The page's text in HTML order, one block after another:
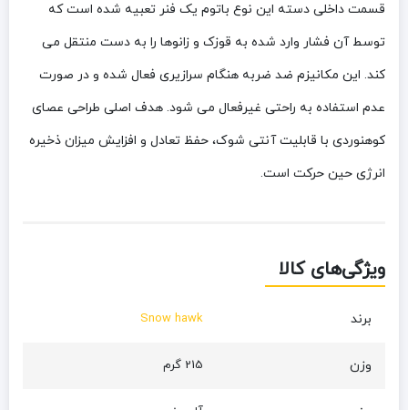
قسمت داخلی دسته این نوع باتوم یک فنر تعبیه شده است که
توسط آن فشار وارد شده به قوزک و زانوها را به دست منتقل می
کند. این مکانیزم ضد ضربه هنگام سرازیری فعال شده و در صورت
عدم استفاده به راحتی غیرفعال می شود. هدف اصلی طراحی عصای
کوهنوردی با قابلیت آنتی شوک، حفظ تعادل و افزایش میزان ذخیره
انرژی حین حرکت است.
ویژگی‌های کالا
برند Snow hawk
وزن 215 گرم